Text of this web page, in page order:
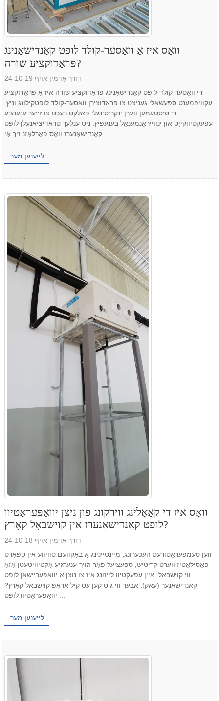
וואָס איז אַ וואַסער-קולד לופט קאַנדישאַנינג
פּראָדוקציע שורה?
דורך אַדמין אויף 24-10-19
די וואַסער-קולד לופט קאַנדישאַנינג פּראָדוקציע שורה איז אַ פּראָדוקציע
עקוויפּמענט ספּעשאַלי געניצט צו פּראָדוצירן וואַסער-קולד לופטקילונג וניץ.
די סיסטעמען ווערן ינקריסינגלי פאָלקס רעכט צו זייער ענערגיע
עפעקטיווקייַט און ינווייראַנמענאַל בענעפיץ. ניט ענלעך טראדיציאנעלן לופט
קאַנדישאַנערז וואָס פאַרלאָזנ זיך אַי ...
לייענען מער
וואָס איז די קאָאָלינג ווירקונג פון ניצן יוואַפּעראַטיוו
לופט קאַנדישאַנערז אין קוישבאָל קאָרץ?
דורך אַדמין אויף 24-10-18
ווען טעמפּעראַטורעס העכערונג, מיינטיינינג אַ באַקוועם סוויווע אין ספּאָרט
פאַסילאַטיז ווערט קריטיש, ספּעציעל פֿאַר הויך-ענערגיע אַקטיוויטעטן אַזאַ
ווי קוישבאָל. איין עפעקטיוו לייזונג איז צו נוצן אַ יוואַפּעריישאַן לופט
קאַנדישאַנער (עאַק). אָבער ווי גוט קען עס קיל אַראָפּ קוישבאָל קאָרץ?
יוואַפּעראַטיוו לופט ...
לייענען מער